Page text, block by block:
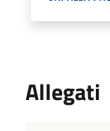
Allegati